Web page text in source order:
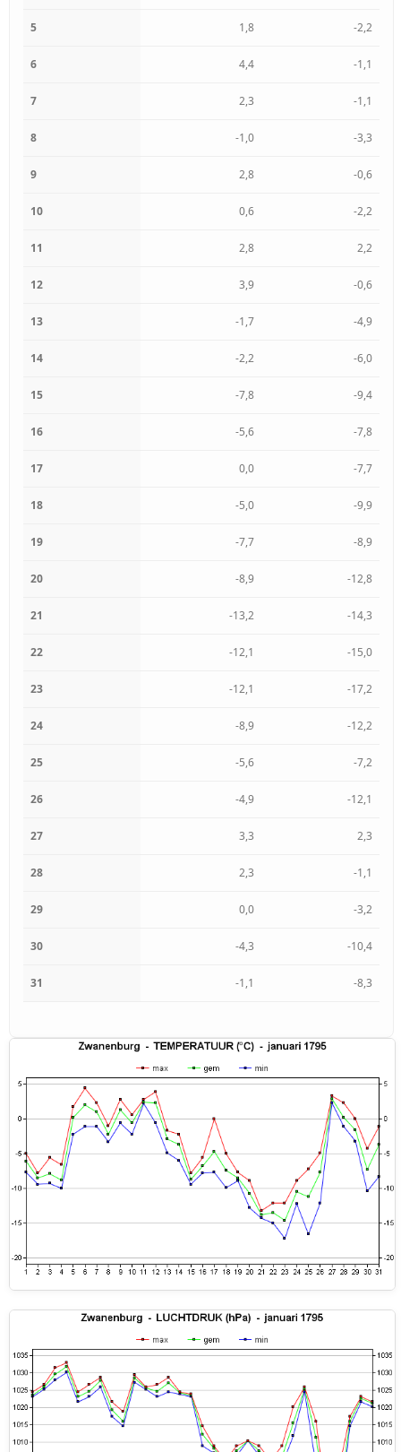
5 1,8 -2,2
6 4,4 -1,1
7 2,3 -1,1
8 -1,0 -3,3
9 2,8 -0,6
10 0,6 -2,2
11 2,8 2,2
12 3,9 -0,6
13 -1,7 -4,9
14 -2,2 -6,0
15 -7,8 -9,4
16 -5,6 -7,8
17 0,0 -7,7
18 -5,0 -9,9
19 -7,7 -8,9
20 -8,9 -12,8
21 -13,2 -14,3
22 -12,1 -15,0
23 -12,1 -17,2
24 -8,9 -12,2
25 -5,6 -7,2
26 -4,9 -12,1
27 3,3 2,3
28 2,3 -1,1
29 0,0 -3,2
30 -4,3 -10,4
31 -1,1 -8,3